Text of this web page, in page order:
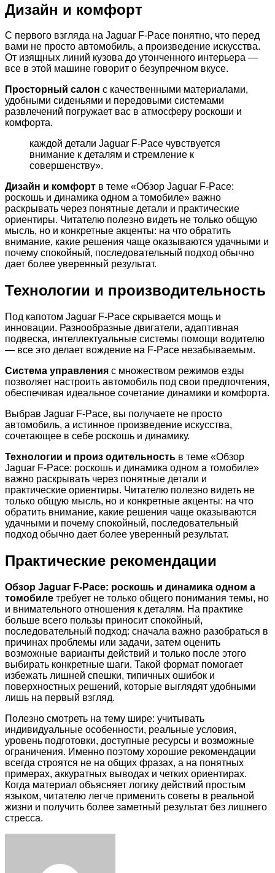
Дизайн и комфорт
С первого взгляда на Jaguar F-Pace понятно, что перед
вами не просто автомобиль, а произведение искусства.
От изящных линий кузова до утонченного интерьера —
все в этой машине говорит о безупречном вкусе.
Просторный салон с качественными материалами,
удобными сиденьями и передовыми системами
развлечений погружает вас в атмосферу роскоши и
комфорта.
каждой детали Jaguar F-Pace чувствуется
внимание к деталям и стремление к
совершенству».
Дизайн и комфорт в теме «Обзор Jaguar F-Pace:
роскошь и динамика одном а томобиле» важно
раскрывать через понятные детали и практические
ориентиры. Читателю полезно видеть не только общую
мысль, но и конкретные акценты: на что обратить
внимание, какие решения чаще оказываются удачными и
почему спокойный, последовательный подход обычно
дает более уверенный результат.
Технологии и производительность
Под капотом Jaguar F-Pace скрывается мощь и
инновации. Разнообразные двигатели, адаптивная
подвеска, интеллектуальные системы помощи водителю
— все это делает вождение на F-Pace незабываемым.
Система управления с множеством режимов езды
позволяет настроить автомобиль под свои предпочтения,
обеспечивая идеальное сочетание динамики и комфорта.
Выбрав Jaguar F-Pace, вы получаете не просто
автомобиль, а истинное произведение искусства,
сочетающее в себе роскошь и динамику.
Технологии и произ одительность в теме «Обзор
Jaguar F-Pace: роскошь и динамика одном а томобиле»
важно раскрывать через понятные детали и
практические ориентиры. Читателю полезно видеть не
только общую мысль, но и конкретные акценты: на что
обратить внимание, какие решения чаще оказываются
удачными и почему спокойный, последовательный
подход обычно дает более уверенный результат.
Практические рекомендации
Обзор Jaguar F-Pace: роскошь и динамика одном а
томобиле требует не только общего понимания темы, но
и внимательного отношения к деталям. На практике
больше всего пользы приносит спокойный,
последовательный подход: сначала важно разобраться в
причинах проблемы или задачи, затем оценить
возможные варианты действий и только после этого
выбирать конкретные шаги. Такой формат помогает
избежать лишней спешки, типичных ошибок и
поверхностных решений, которые выглядят удобными
лишь на первый взгляд.
Полезно смотреть на тему шире: учитывать
индивидуальные особенности, реальные условия,
уровень подготовки, доступные ресурсы и возможные
ограничения. Именно поэтому хорошие рекомендации
всегда строятся не на общих фразах, а на понятных
примерах, аккуратных выводах и четких ориентирах.
Когда материал объясняет логику действий простым
языком, читателю легче применить советы в реальной
жизни и получить более заметный результат без лишнего
стресса.